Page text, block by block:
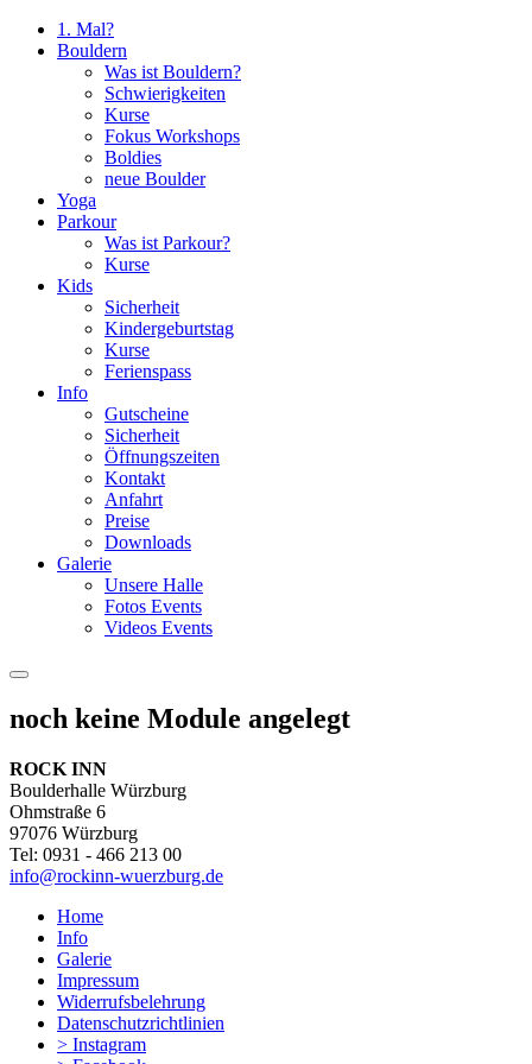
1. Mal?
Bouldern
Was ist Bouldern?
Schwierigkeiten
Kurse
Fokus Workshops
Boldies
neue Boulder
Yoga
Parkour
Was ist Parkour?
Kurse
Kids
Sicherheit
Kindergeburtstag
Kurse
Ferienspass
Info
Gutscheine
Sicherheit
Öffnungszeiten
Kontakt
Anfahrt
Preise
Downloads
Galerie
Unsere Halle
Fotos Events
Videos Events
noch keine Module angelegt
ROCK INN
Boulderhalle Würzburg
Ohmstraße 6
97076 Würzburg
Tel: 0931 - 466 213 00
info@rockinn-wuerzburg.de
Home
Info
Galerie
Impressum
Widerrufsbelehrung
Datenschutzrichtlinien
> Instagram